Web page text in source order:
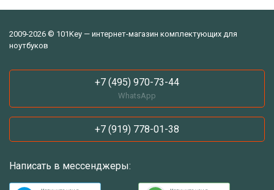
2009-2026 © 101Key — интернет-магазин комплектующих для
ноутбуков
+7 (495) 970-73-44
WhatsApp
+7 (919) 778-01-38
Написать в мессенджеры: